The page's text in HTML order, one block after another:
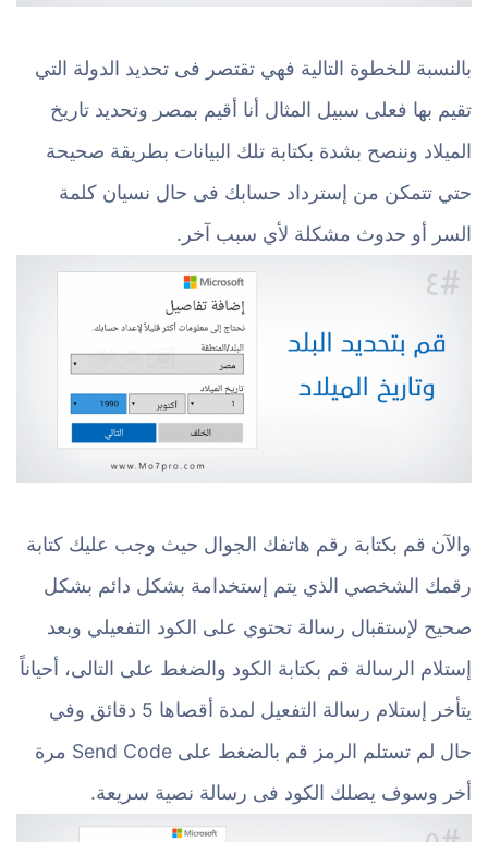
بالنسبة للخطوة التالية فهي تقتصر فى تحديد الدولة التي
تقيم بها فعلى سبيل المثال أنا أقيم بمصر وتحديد تاريخ
الميلاد وننصح بشدة بكتابة تلك البيانات بطريقة صحيحة
حتي تتمكن من إسترداد حسابك فى حال نسيان كلمة
السر أو حدوث مشكلة لأي سبب آخر.
والآن قم بكتابة رقم هاتفك الجوال حيث وجب عليك كتابة
رقمك الشخصي الذي يتم إستخدامة بشكل دائم بشكل
صحيح لإستقبال رسالة تحتوي على الكود التفعيلي وبعد
إستلام الرسالة قم بكتابة الكود والضغط على التالى، أحياناً
يتأخر إستلام رسالة التفعيل لمدة أقصاها 5 دقائق وفي
حال لم تستلم الرمز قم بالضغط على Send Code مرة
أخر وسوف يصلك الكود فى رسالة نصية سريعة.